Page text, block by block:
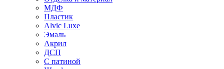
МДФ
Пластик
Alvic Luxe
Эмаль
Акрил
ДСП
С патиной